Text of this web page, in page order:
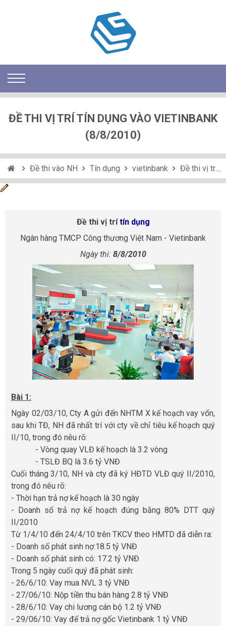
ĐỀ THI VỊ TRÍ TÍN DỤNG VÀO VIETINBANK
(8/8/2010)
Đề thi vào NH Tín dụng vietinbank Đề thi vị trí tín dụng vào Vietinbank (8/8/2010)
Đề thi vị trítín dụng
Ngân hàng TMCP Công thương Việt Nam - Vietinbank
Ngày thi:8/8/2010
Bài 1:
Ngày 02/03/10, Cty A gửi đến NHTM X kế hoạch vay vốn,
sau khi TĐ, NH đã nhất trí với cty về chỉ tiêu kế hoạch quý
II/10, trong đó nêu rõ:
- Vòng quay VLĐ kế hoạch là 3.2 vòng
- TSLĐ BQ là 3.6 tỷ VNĐ
Cuối tháng 3/10, NH và cty đã ký HĐTD VLĐ quý II/2010,
trong đó nêu rõ:
- Thời hạn trả nợ kế hoạch là 30 ngày
- Doanh số trả nợ kế hoạch đúng bằng 80% DTT quý
II/2010
Từ 1/4/10 đến 24/4/10 trên TKCV theo HMTD đã diễn ra:
- Doanh số phát sinh nợ:18.5 tỷ VNĐ
- Doanh số phát sinh có: 17.2 tỷ VNĐ
Trong 5 ngày cuối quý đã phát sinh:
- 26/6/10: Vay mua NVL 3 tỷ VNĐ
- 27/06/10: Nộp tiền thu bán hàng 2.8 tỷ VNĐ
- 28/6/10: Vay chi lương cán bộ 1.2 tỷ VNĐ
- 29/06/10: Vay để trả nợ gốc Vietinbank 1 tỷ VNĐ